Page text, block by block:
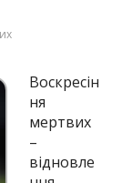
Воскресін
ня
мертвих
–
відновле